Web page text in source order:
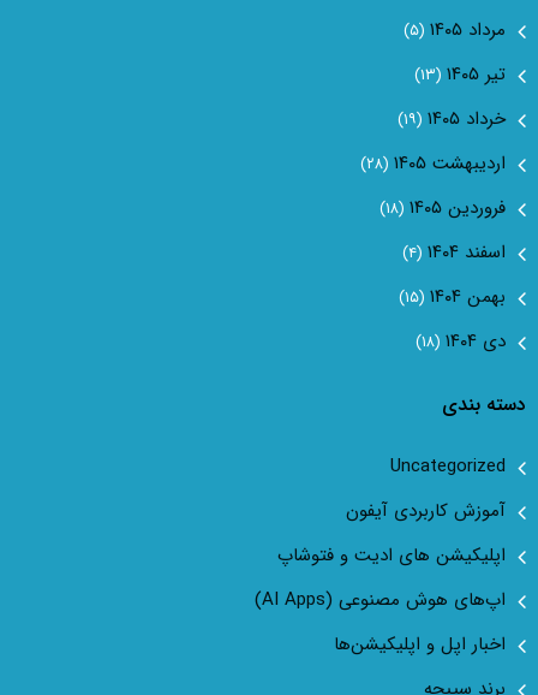
مرداد ۱۴۰۵ (۵)
تیر ۱۴۰۵ (۱۳)
خرداد ۱۴۰۵ (۱۹)
اردیبهشت ۱۴۰۵ (۲۸)
فروردین ۱۴۰۵ (۱۸)
اسفند ۱۴۰۴ (۴)
بهمن ۱۴۰۴ (۱۵)
دی ۱۴۰۴ (۱۸)
دسته بندی
Uncategorized
آموزش کاربردی آیفون
اپلیکیشن های ادیت و فتوشاپ
اپ‌های هوش مصنوعی (AI Apps)
اخبار اپل و اپلیکیشن‌ها
برند سیبچه